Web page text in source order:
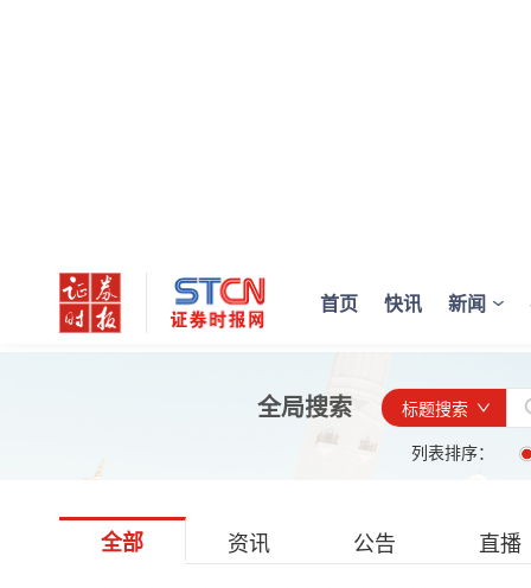
首页 快讯 新闻
全局搜索
标题搜索
列表排序：
全部 资讯 公告 直播